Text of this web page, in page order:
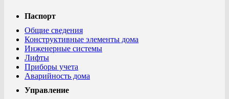
Паспорт
Общие сведения
Конструктивные элементы дома
Инженерные системы
Лифты
Приборы учета
Аварийность дома
Управление